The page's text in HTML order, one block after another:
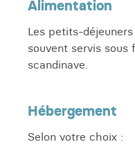
Alimentation
Les petits-
souvent servis
scandinave.
Hébergement
Selon votre choix :